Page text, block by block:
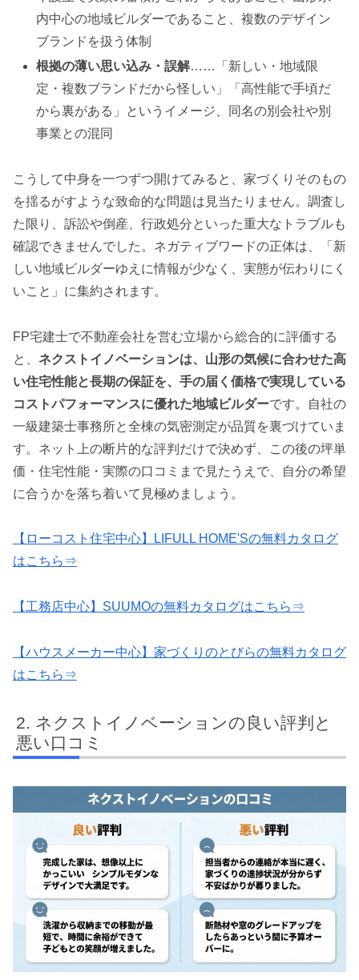
内中心の地域ビルダーであること、複数のデザイン
ブランドを扱う体制
根拠の薄い思い込み・誤解……「新しい・地域限
定・複数ブランドだから怪しい」「高性能で手頃だ
から裏がある」というイメージ、同名の別会社や別
事業との混同
こうして中身を一つずつ開けてみると、家づくりそのもの
を揺るがすような致命的な問題は見当たりません。調査し
た限り、訴訟や倒産、行政処分といった重大なトラブルも
確認できませんでした。ネガティブワードの正体は、「新
しい地域ビルダーゆえに情報が少なく、実態が伝わりにく
いこと」に集約されます。
FP宅建士で不動産会社を営む立場から総合的に評価する
と、 ネクストイノベーションは、山形の気候に合わせた高
い住宅性能と長期の保証を、手の届く価格で実現している
コストパフォーマンスに優れた地域ビルダーです。自社の
一級建築士事務所と全棟の気密測定が品質を裏づけていま
す。ネット上の断片的な評判だけで決めず、この後の坪単
価・住宅性能・実際の口コミまで見たうえで、自分の希望
に合うかを落ち着いて見極めましょう。
【ローコスト住宅中心】LIFULL HOME'Sの無料カタログ
はこちら⇒
【工務店中心】SUUMOの無料カタログはこちら⇒
【ハウスメーカー中心】家づくりのとびらの無料カタログ
はこちら⇒
ネクストイノベーションの良い評判と
悪い口コミ